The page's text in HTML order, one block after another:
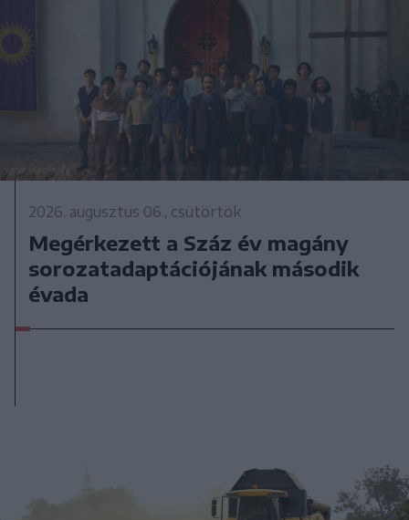
2026. augusztus 06., csütörtök
Megérkezett a Száz év magány
sorozatadaptációjának második
évada